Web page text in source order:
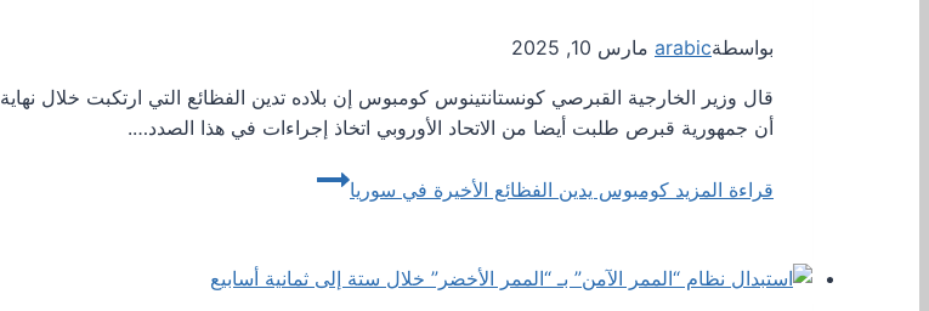
بواسطةarabic مارس 10, 2025
قال وزير الخارجية القبرصي كونستانتينوس كومبوس إن بلاده تدين الفظائع التي ارتكبت خلال
أن جمهورية قبرص طلبت أيضا من الاتحاد الأوروبي اتخاذ إجراءات في هذا الصدد….
قراءة المزيد كومبوس يدين الفظائع الأخيرة في سوريا